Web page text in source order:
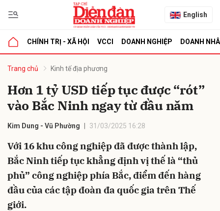
English
CHÍNH TRỊ - XÃ HỘI VCCI DOANH NGHIỆP DOANH
Trang chủ Kinh tế địa phương
Hơn 1 tỷ USD tiếp tục được “rót”
vào Bắc Ninh ngay từ đầu năm
Kim Dung - Vũ Phường 31/03/2025 16:28
Với 16 khu công nghiệp đã được thành lập,
Bắc Ninh tiếp tục khẳng định vị thế là “thủ
phủ” công nghiệp phía Bắc, điểm đến hàng
đầu của các tập đoàn đa quốc gia trên Thế
giới.
luận
Hủy